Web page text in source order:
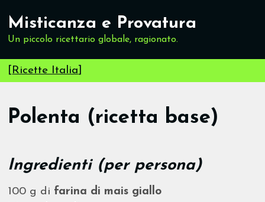
Misticanza e Provatura
Un piccolo ricettario globale, ragionato.
[Ricette Italia]
Polenta (ricetta base)
Ingredienti (per persona)
100 g di farina di mais giallo